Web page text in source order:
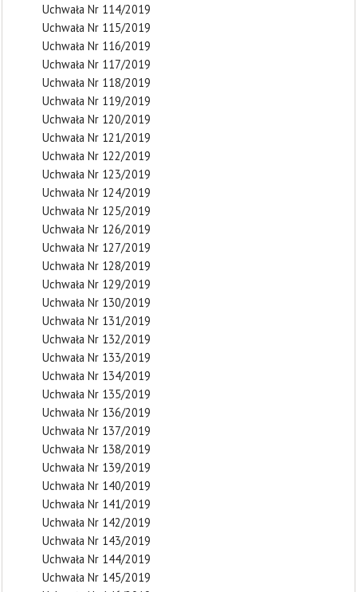
Uchwała Nr 114/2019
Uchwała Nr 115/2019
Uchwała Nr 116/2019
Uchwała Nr 117/2019
Uchwała Nr 118/2019
Uchwała Nr 119/2019
Uchwała Nr 120/2019
Uchwała Nr 121/2019
Uchwała Nr 122/2019
Uchwała Nr 123/2019
Uchwała Nr 124/2019
Uchwała Nr 125/2019
Uchwała Nr 126/2019
Uchwała Nr 127/2019
Uchwała Nr 128/2019
Uchwała Nr 129/2019
Uchwała Nr 130/2019
Uchwała Nr 131/2019
Uchwała Nr 132/2019
Uchwała Nr 133/2019
Uchwała Nr 134/2019
Uchwała Nr 135/2019
Uchwała Nr 136/2019
Uchwała Nr 137/2019
Uchwała Nr 138/2019
Uchwała Nr 139/2019
Uchwała Nr 140/2019
Uchwała Nr 141/2019
Uchwała Nr 142/2019
Uchwała Nr 143/2019
Uchwała Nr 144/2019
Uchwała Nr 145/2019